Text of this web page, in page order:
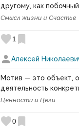
другому, как
Смысл жизни и Счастье
favorite1 bookmark
personАлексей
Мотив — это объект,
деятельность
Ценности и Цели
favorite0 bookmark